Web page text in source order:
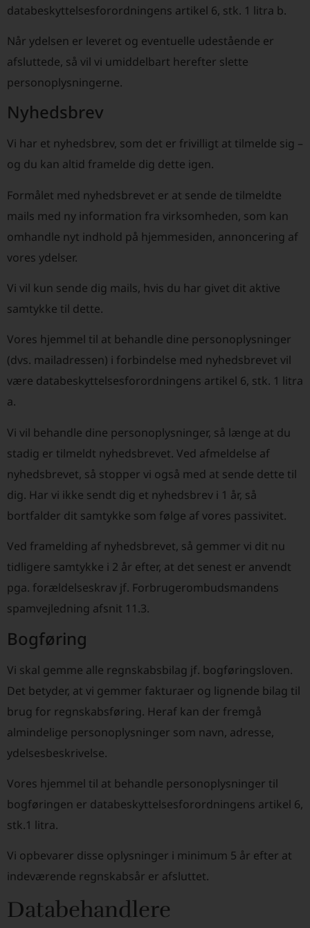
databeskyttelsesforordningens artikel 6, stk. 1 litra b.
Når ydelsen er leveret og eventuelle udestående er
afsluttede, så vil vi umiddelbart herefter slette
personoplysningerne.
Nyhedsbrev
Vi har et nyhedsbrev, som det er frivilligt at tilmelde sig –
og du kan altid framelde dig dette igen.
Formålet med nyhedsbrevet er at sende de tilmeldte
mails med ny information fra virksomheden, som kan
omhandle nyt indhold på hjemmesiden, annoncering af
vores ydelser.
Vi vil kun sende dig mails, hvis du har givet dit aktive
samtykke til dette.
Vores hjemmel til at behandle dine personoplysninger
(dvs. mailadressen) i forbindelse med nyhedsbrevet vil
være databeskyttelsesforordningens artikel 6, stk. 1 litra
a.
Vi vil behandle dine personoplysninger, så længe at du
stadig er tilmeldt nyhedsbrevet. Ved afmeldelse af
nyhedsbrevet, så stopper vi også med at sende dette til
dig. Har vi ikke sendt dig et nyhedsbrev i 1 år, så
bortfalder dit samtykke som følge af vores passivitet.
Ved framelding af nyhedsbrevet, så gemmer vi dit nu
tidligere samtykke i 2 år efter, at det senest er anvendt
pga. forældelseskrav jf. Forbrugerombudsmandens
spamvejledning afsnit 11.3.
Bogføring
Vi skal gemme alle regnskabsbilag jf. bogføringsloven.
Det betyder, at vi gemmer fakturaer og lignende bilag til
brug for regnskabsføring. Heraf kan der fremgå
almindelige personoplysninger som navn, adresse,
ydelsesbeskrivelse.
Vores hjemmel til at behandle personoplysninger til
bogføringen er databeskyttelsesforordningens artikel 6,
stk.1 litra.
Vi opbevarer disse oplysninger i minimum 5 år efter at
indeværende regnskabsår er afsluttet.
Databehandlere